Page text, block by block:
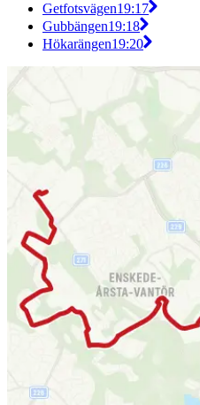
Getfotsvägen19:17
Gubbängen19:18
Hökarängen19:20